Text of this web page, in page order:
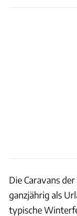
Die Caravans
ganzjährig als
typische